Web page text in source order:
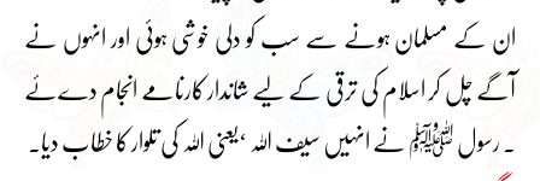
ان کے مسلمان ہونے سے سب کو دلی خوشی ہوئی اور انہوں نے
آگے چل کر اسلام کی ترقی کے لیے شاندار کارنامے انجام دےئے
۔ رسول ﷺ نے انہیں سیف اللہ ‘یعنی اللہ کی تلوار کا خطاب دیا۔